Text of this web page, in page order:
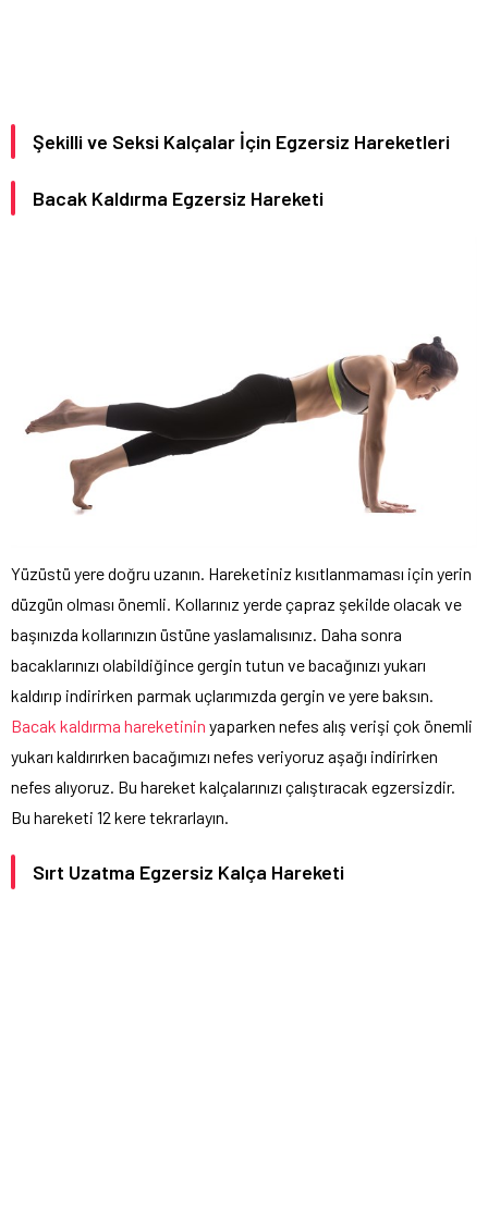
Şekilli ve Seksi Kalçalar İçin Egzersiz Hareketleri
Bacak Kaldırma Egzersiz Hareketi
Yüzüstü yere doğru uzanın. Hareketiniz kısıtlanmaması için yerin
düzgün olması önemli. Kollarınız yerde çapraz şekilde olacak ve
başınızda kollarınızın üstüne yaslamalısınız. Daha sonra
bacaklarınızı olabildiğince gergin tutun ve bacağınızı yukarı
kaldırıp indirirken parmak uçlarımızda gergin ve yere baksın.
Bacak kaldırma hareketinin yaparken nefes alış verişi çok önemli
yukarı kaldırırken bacağımızı nefes veriyoruz aşağı indirirken
nefes alıyoruz. Bu hareket kalçalarınızı çalıştıracak egzersizdir.
Bu hareketi 12 kere tekrarlayın.
Sırt Uzatma Egzersiz Kalça Hareketi